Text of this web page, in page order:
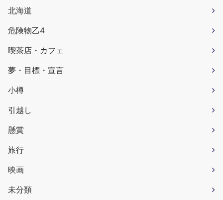
北海道
危険物乙4
喫茶店・カフェ
夢・目標・宣言
小樽
引越し
懸賞
旅行
映画
未分類